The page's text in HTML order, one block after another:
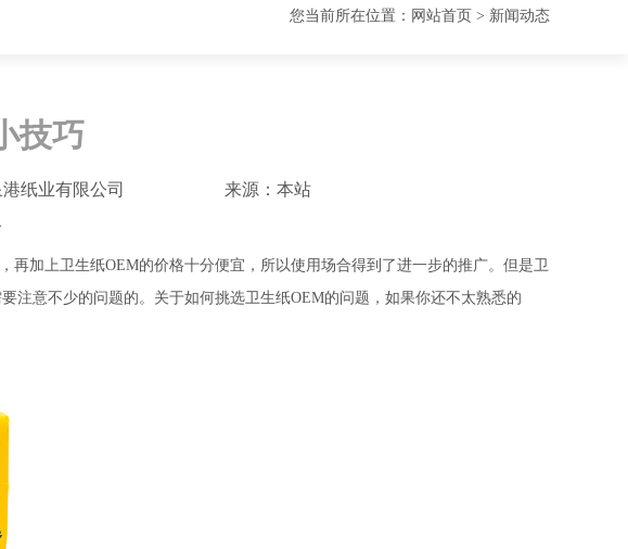
您当前所在位置： 网站首页 > 新闻动态
技巧
来源：本站
纸业有限公司
加上卫生纸OEM的价格十分便宜，所以使用场合得到了进一步的推广。但是卫
注意不少的问题的。关于如何挑选卫生纸OEM的问题，如果你还不太熟悉的